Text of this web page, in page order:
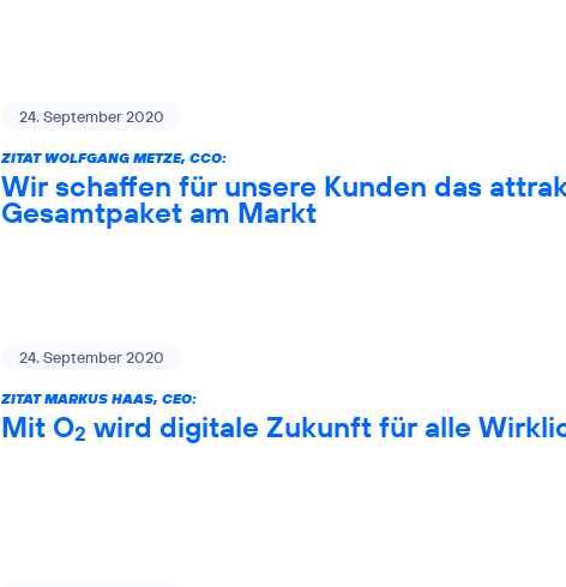
24. September 2020
ZITAT WOLFGANG METZE, CCO:
Wir schaffen für unsere Kunden das
Gesamtpaket am Markt
24. September 2020
ZITAT MARKUS HAAS, CEO:
Mit O2 wird digitale Zukunft für alle